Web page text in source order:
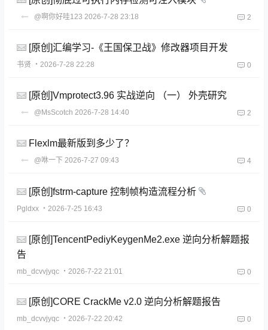
@啊你好哇123 2026-7-28 23:18 2
[原创]汇编学习-《王国保卫战》修改器项目开发
书贤 ・2026-7-28 22:28 0
[原创]Vmprotect3.96 实战逆向 （一） 外壳研究
@MsScotch 2026-7-28 14:40 2
Flexlm最新版到多少了？
@咻一下 2026-7-27 09:43 4
[原创]fstrm-capture 控制帧构造流程分析
Pgldxx ・2026-7-25 16:43 0
[原创]TencentPediyKeygenMe2.exe 逆向分析解题报
告
mb_dcvvjyqc ・2026-7-22 21:01 0
[原创]CORE CrackMe v2.0 逆向分析解题报告
mb_dcvvjyqc ・2026-7-22 20:42 0